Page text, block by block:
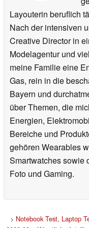
Layouterin beruflich
Nach der intensiven
Creative Director in
Modelagentur und
meine Familie eine
Gas, rein in die
Bayern und
über Themen, die
Energien,
Bereiche und
gehören Wearables
Smartwatches sowie
Foto und Gaming.
> Notebook Test, Laptop